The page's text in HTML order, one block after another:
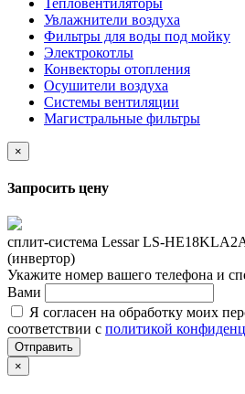
Увлажнители воздуха
Фильтры для воды под мойку
Электрокотлы
Конвекторы отопления
Осушители воздуха
Системы вентиляции
Магистральные фильтры
×
Запросить цену
сплит-система Lessar LS-
(инвертор)
Укажите номер вашего телефона и
Вами
Я согласен на обработку моих
соответствии с политикой
Отправить
×